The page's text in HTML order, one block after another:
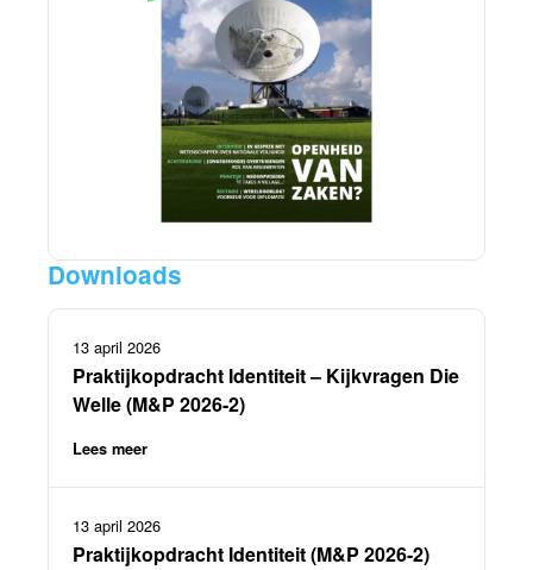
Downloads
13 april 2026
Praktijkopdracht Identiteit – Kijkvragen Die
Welle (M&P 2026-2)
Lees meer
13 april 2026
Praktijkopdracht Identiteit (M&P 2026-2)